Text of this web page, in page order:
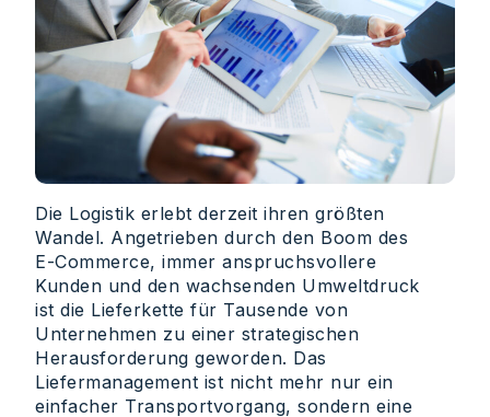
Die Logistik erlebt derzeit ihren größten
Wandel. Angetrieben durch den Boom des
E-Commerce, immer anspruchsvollere
Kunden und den wachsenden Umweltdruck
ist die Lieferkette für Tausende von
Unternehmen zu einer strategischen
Herausforderung geworden. Das
Liefermanagement ist nicht mehr nur ein
einfacher Transportvorgang, sondern eine